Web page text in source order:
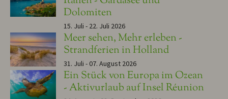
Dolomiten
15. Juli - 22. Juli 2026
Meer sehen, Mehr erleben -
Strandferien in Holland
31. Juli - 07. August 2026
Ein Stück von Europa im Ozean
- Aktivurlaub auf Insel Réunion